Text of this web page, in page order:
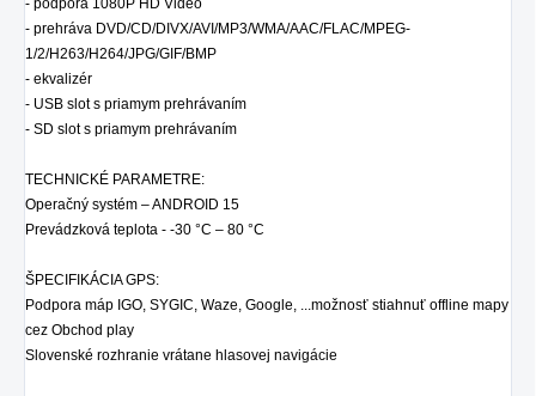
- podpora 1080P HD Video
- prehráva DVD/CD/DIVX/AVI/MP3/WMA/AAC/FLAC/MPEG-
1/2/H263/H264/JPG/GIF/BMP
- ekvalizér
- USB slot s priamym prehrávaním
- SD slot s priamym prehrávaním
TECHNICKÉ PARAMETRE:
Operačný systém – ANDROID 15
Prevádzková teplota - -30 °C – 80 °C
ŠPECIFIKÁCIA GPS:
Podpora máp IGO, SYGIC, Waze, Google, ...možnosť stiahnuť offline mapy
cez Obchod play
Slovenské rozhranie vrátane hlasovej navigácie